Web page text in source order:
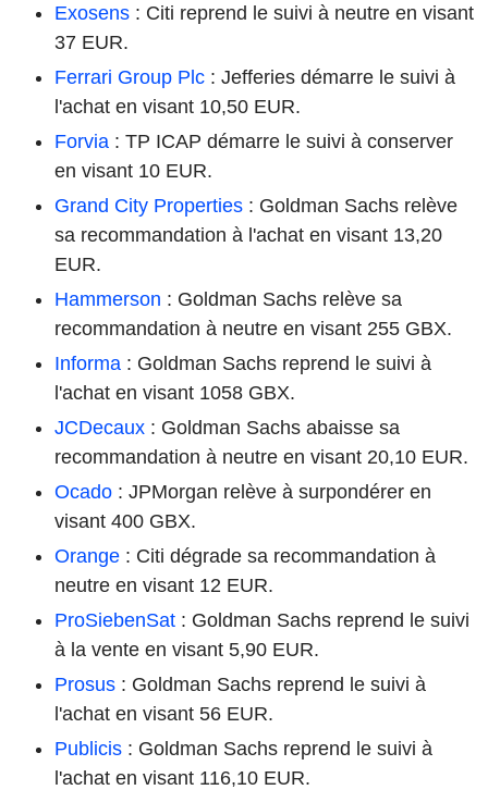
Exosens : Citi reprend le suivi à neutre en visant
37 EUR.
Ferrari Group Plc : Jefferies démarre le suivi à
l'achat en visant 10,50 EUR.
Forvia : TP ICAP démarre le suivi à conserver
en visant 10 EUR.
Grand City Properties : Goldman Sachs relève
sa recommandation à l'achat en visant 13,20
EUR.
Hammerson : Goldman Sachs relève sa
recommandation à neutre en visant 255 GBX.
Informa : Goldman Sachs reprend le suivi à
l'achat en visant 1058 GBX.
JCDecaux : Goldman Sachs abaisse sa
recommandation à neutre en visant 20,10 EUR.
Ocado : JPMorgan relève à surpondérer en
visant 400 GBX.
Orange : Citi dégrade sa recommandation à
neutre en visant 12 EUR.
ProSiebenSat : Goldman Sachs reprend le suivi
à la vente en visant 5,90 EUR.
Prosus : Goldman Sachs reprend le suivi à
l'achat en visant 56 EUR.
Publicis : Goldman Sachs reprend le suivi à
l'achat en visant 116,10 EUR.